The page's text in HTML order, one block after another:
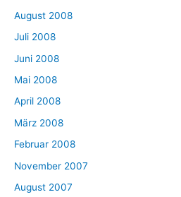
August 2008
Juli 2008
Juni 2008
Mai 2008
April 2008
März 2008
Februar 2008
November 2007
August 2007